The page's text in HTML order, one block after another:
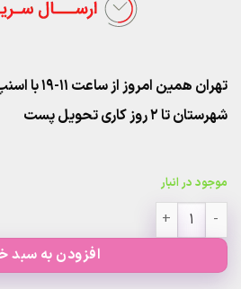
تهران همین امروز از ساعت ۱۱-۱۹ با اسنپ
شهرستان تا 2 روز کاری تحویل پست
موجود در انبار
پک سورپرایز عاشقانه (بدون باد) عدد
افزودن به سبد